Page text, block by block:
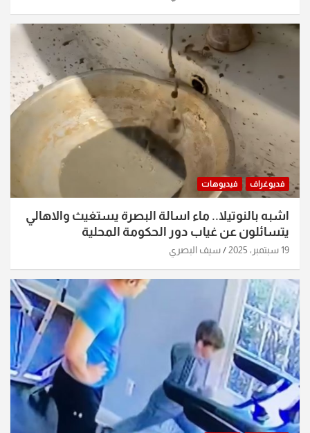
فديوغراف فيديوهات
اشبه بالنوتيلا.. ماء اسالة البصرة يستغيث والاهالي
يتسائلون عن غياب دور الحكومة المحلية
19 سبتمبر، 2025 سيف البصري